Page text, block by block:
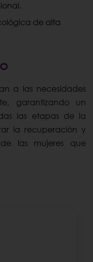
de alta
a las necesidades
garantizando un
las etapas de la
la recuperación y
las mujeres que